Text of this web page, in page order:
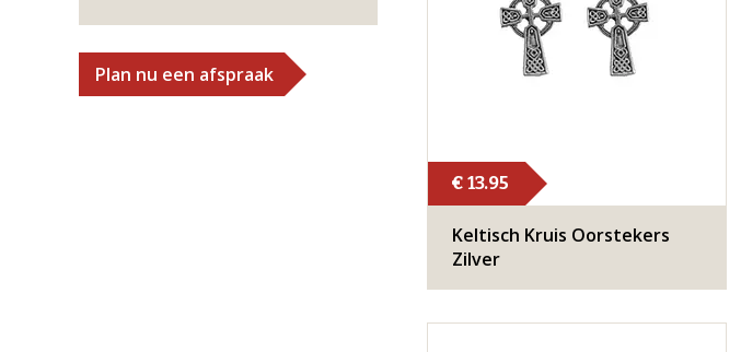
Plan nu een afspraak
€ 13.95
Keltisch Kruis Oorstekers
Zilver